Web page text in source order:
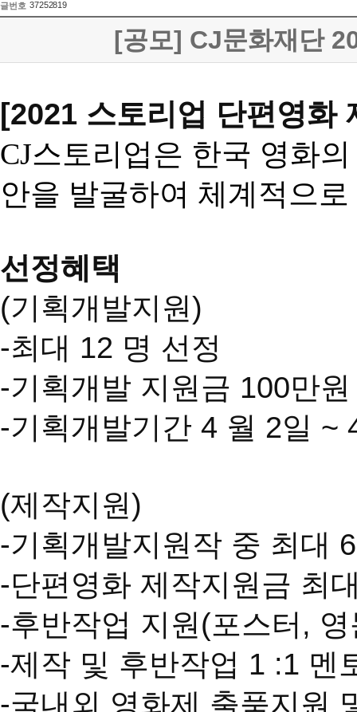
글번호 37252819
[공모] CJ문화재단
[2021 스토리업 단편영화
CJ스토리업은 한국 영화
안을 발굴하여 체계적으
선정혜택
(기획개발지원)
-최대 12 명 선정
-기획개발 지원금 100만
-기획개발기간 4 월 2일 ~
(제작지원)
-기획개발지원작 중 최대
-단편영화 제작지원금 최
-후반작업 지원(포스터,
-제작 및 후반작업 1 :1 멘
-국내외 영화제 출품지원